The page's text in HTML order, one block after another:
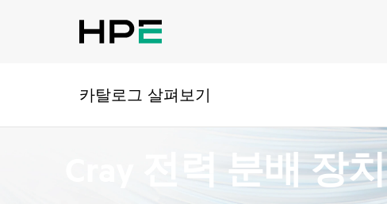
카탈로그 살펴보기
Cray 전력 분배 장치